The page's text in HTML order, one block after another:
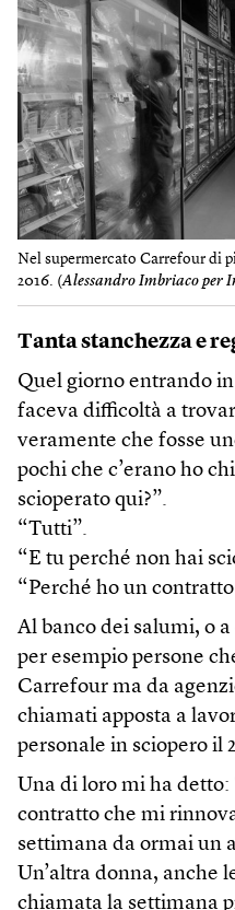
Nel supermercato Carrefour di
2016. (Alessandro Imbriaco per
Tanta stanchezza e
Quel giorno entrando
faceva difficoltà a
veramente che fosse
pochi che c’erano ho
scioperato qui?”.
“Tutti”.
“E tu perché non hai
“Perché ho un
Al banco dei salumi, o
per esempio persone
Carrefour ma da
chiamati apposta a
personale in sciopero il
Una di loro mi ha
contratto che mi
settimana da ormai un
Un’altra donna, anche
chiamata la settimana